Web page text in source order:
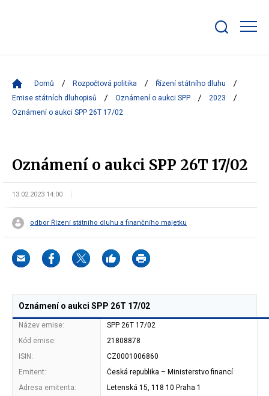
bar
Domů Rozpočtová politika
Řízení státního dluhu
Emise státních dluhopisů
Oznámení o aukci SPP
2023
Oznámení o aukci SPP 26T 17/02
Oznámení o aukci SPP 26T 17/02
13.02.2023 14:00
odbor Řízení státního dluhu a finančního majetku
Oznámení o aukci SPP 26T 17/02
Název emise:
SPP 26T 17/02
Kód emise:
21808878
ISIN:
CZ0001006860
Emitent:
Česká republika – Ministerstvo financí
Adresa emitenta:
Letenská 15, 118 10 Praha 1